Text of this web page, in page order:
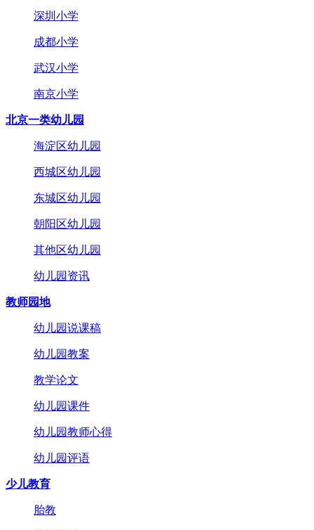
深圳小学
成都小学
武汉小学
南京小学
北京一类幼儿园
海淀区幼儿园
西城区幼儿园
东城区幼儿园
朝阳区幼儿园
其他区幼儿园
幼儿园资讯
教师园地
幼儿园说课稿
幼儿园教案
教学论文
幼儿园课件
幼儿园教师心得
幼儿园评语
少儿教育
胎教